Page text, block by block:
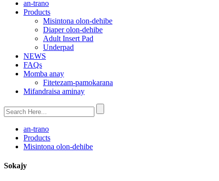
an-trano
Products
Misintona olon-dehibe
Diaper olon-dehibe
Adult Insert Pad
Underpad
NEWS
FAQs
Momba anay
Fitetezam-pamokarana
Mifandraisa aminay
an-trano
Products
Misintona olon-dehibe
Sokajy